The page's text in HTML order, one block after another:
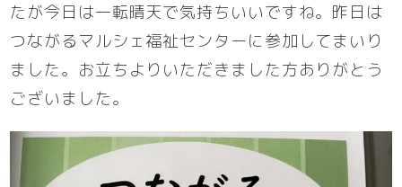
たが今日は一転晴天で気持ちいいですね。昨日は
つながるマルシェ福祉センターに参加してまいり
ました。お立ちよりいただきました方ありがとう
ございました。